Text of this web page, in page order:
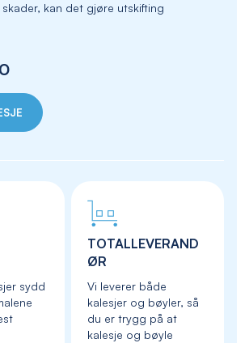
kan det gjøre utskifting
sydd
TOTALLEVERAND
ØR
Vi leverer både
kalesjer og bøyler, så
du er trygg på at
kalesje og bøyle